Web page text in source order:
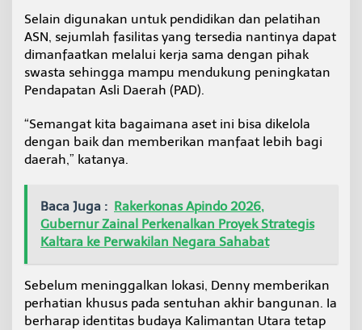
Selain digunakan untuk pendidikan dan pelatihan
ASN, sejumlah fasilitas yang tersedia nantinya dapat
dimanfaatkan melalui kerja sama dengan pihak
swasta sehingga mampu mendukung peningkatan
Pendapatan Asli Daerah (PAD).
“Semangat kita bagaimana aset ini bisa dikelola
dengan baik dan memberikan manfaat lebih bagi
daerah,” katanya.
Baca Juga : Rakerkonas Apindo 2026,
Gubernur Zainal Perkenalkan Proyek Strategis
Kaltara ke Perwakilan Negara Sahabat
Sebelum meninggalkan lokasi, Denny memberikan
perhatian khusus pada sentuhan akhir bangunan. Ia
berharap identitas budaya Kalimantan Utara tetap